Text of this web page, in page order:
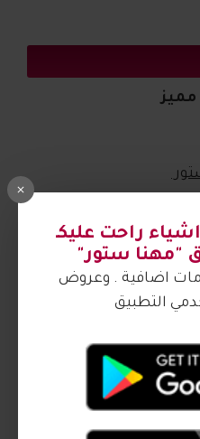
راحت عليكـ
"مهنا ستور"
اضافية . وعروض
التطبيق
مميز
2017125